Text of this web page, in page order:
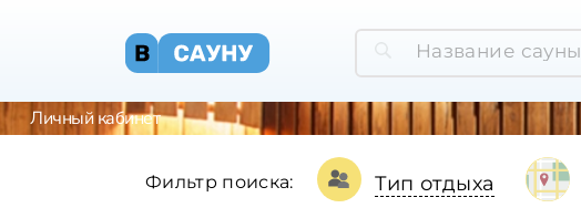
Личный кабинет
Фильтр поиска: Тип отдыха